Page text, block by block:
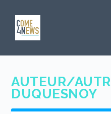
AUTEUR/
DUQUESNOY